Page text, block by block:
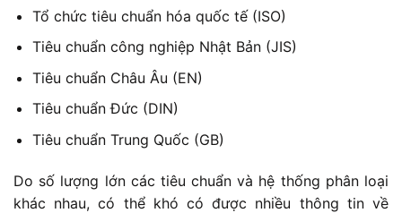
Tổ chức tiêu chuẩn hóa quốc tế (ISO)
Tiêu chuẩn công nghiệp Nhật Bản (JIS)
Tiêu chuẩn Châu Âu (EN)
Tiêu chuẩn Đức (DIN)
Tiêu chuẩn Trung Quốc (GB)
Do số lượng lớn các tiêu chuẩn và hệ thống phân loại
khác nhau, có thể khó có được nhiều thông tin về